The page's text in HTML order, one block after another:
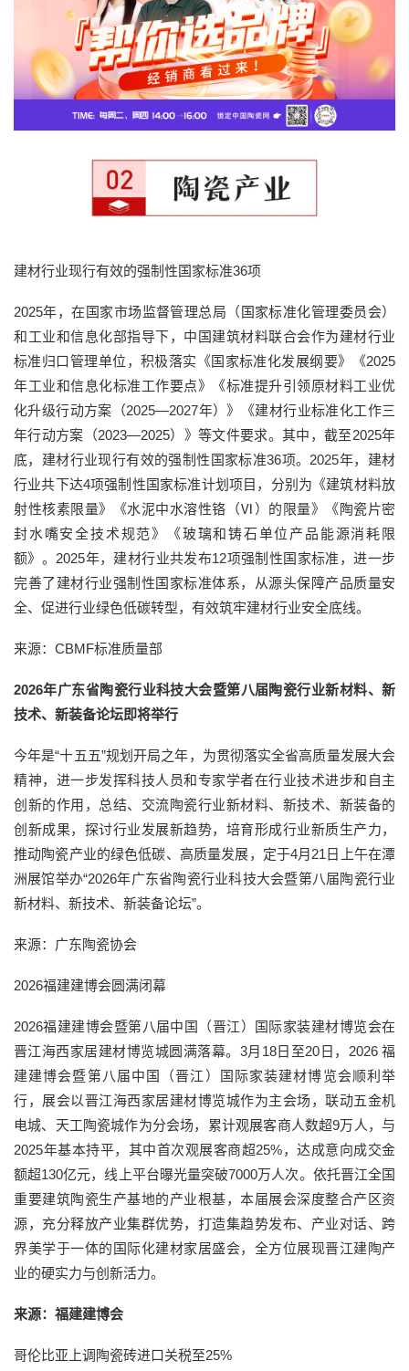
建材行业现行有效的强制性国家标准36项
2025年，在国家市场监督管理总局（国家标准化管理委员会）
和工业和信息化部指导下，中国建筑材料联合会作为建材行业
标准归口管理单位，积极落实《国家标准化发展纲要》《2025
年工业和信息化标准工作要点》《标准提升引领原材料工业优
化升级行动方案（2025—2027年）》《建材行业标准化工作三
年行动方案（2023—2025）》等文件要求。其中，截至2025年
底，建材行业现行有效的强制性国家标准36项。2025年，建材
行业共下达4项强制性国家标准计划项目，分别为《建筑材料放
射性核素限量》《水泥中水溶性铬（Ⅵ）的限量》《陶瓷片密
封水嘴安全技术规范》《玻璃和铸石单位产品能源消耗限
额》。2025年，建材行业共发布12项强制性国家标准，进一步
完善了建材行业强制性国家标准体系，从源头保障产品质量安
全、促进行业绿色低碳转型，有效筑牢建材行业安全底线。
来源：CBMF标准质量部
2026年广东省陶瓷行业科技大会暨第八届陶瓷行业新材料、新
技术、新装备论坛即将举行
今年是“十五五”规划开局之年，为贯彻落实全省高质量发展大会
精神，进一步发挥科技人员和专家学者在行业技术进步和自主
创新的作用，总结、交流陶瓷行业新材料、新技术、新装备的
创新成果，探讨行业发展新趋势，培育形成行业新质生产力，
推动陶瓷产业的绿色低碳、高质量发展，定于4月21日上午在潭
洲展馆举办“2026年广东省陶瓷行业科技大会暨第八届陶瓷行业
新材料、新技术、新装备论坛”。
来源：广东陶瓷协会
2026福建建博会圆满闭幕
2026福建建博会暨第八届中国（晋江）国际家装建材博览会在
晋江海西家居建材博览城圆满落幕。3月18日至20日，2026 福
建建博会暨第八届中国（晋江）国际家装建材博览会顺利举
行，展会以晋江海西家居建材博览城作为主会场，联动五金机
电城、天工陶瓷城作为分会场，累计观展客商人数超9万人，与
2025年基本持平，其中首次观展客商超25%，达成意向成交金
额超130亿元，线上平台曝光量突破7000万人次。依托晋江全国
重要建筑陶瓷生产基地的产业根基，本届展会深度整合产区资
源，充分释放产业集群优势，打造集趋势发布、产业对话、跨
界美学于一体的国际化建材家居盛会，全方位展现晋江建陶产
业的硬实力与创新活力。
来源：福建建博会
哥伦比亚上调陶瓷砖进口关税至25%